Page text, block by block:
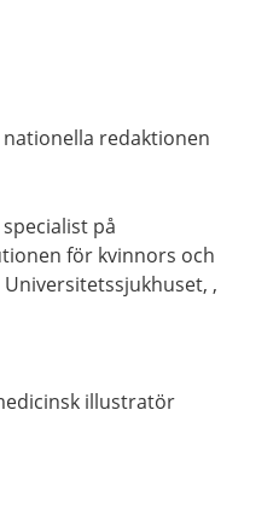
nationella redaktionen
på
för kvinnors och
,
illustratör